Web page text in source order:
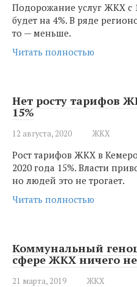
Подорожание услуг ЖКХ с
будет на 4%. В ряде
то — меньше.
Читать полностью
Нет росту тарифов
15%
12 августа, 2020 ЖКХ
Рост тарифов ЖКХ в
2020 года 15%. Власти
но людей это не трогает.
Читать полностью
Коммунальный
сфере ЖКХ ничего
21 марта, 2019 ЖКХ